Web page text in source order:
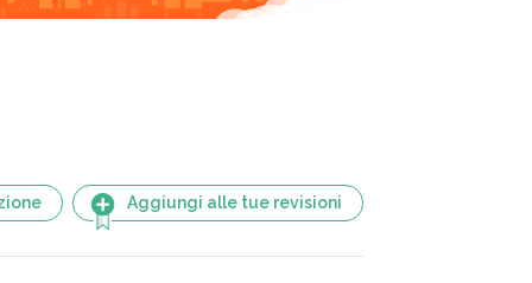
Aggiungi alle tue revisioni